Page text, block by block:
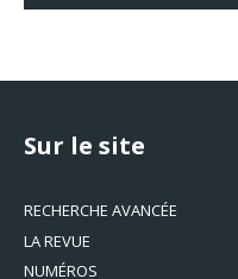
Sur le site
RECHERCHE AVANCÉE
LA REVUE
NUMÉROS